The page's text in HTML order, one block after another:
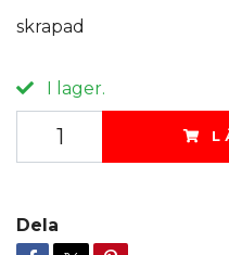
skrapad
I lager.
Dela